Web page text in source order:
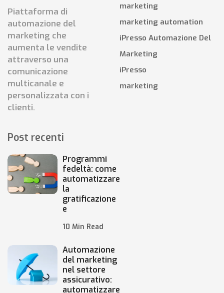
Piattaforma di
automazione del
marketing che
aumenta le vendite
attraverso una
comunicazione
multicanale e
personalizzata con i
clienti.
marketing
marketing automation
iPresso Automazione Del
Marketing
iPresso
marketing
Post recenti
Programmi
fedeltà: come
automatizzare
la
gratificazione
e
10 Min Read
Automazione
del marketing
nel settore
assicurativo:
automatizzare